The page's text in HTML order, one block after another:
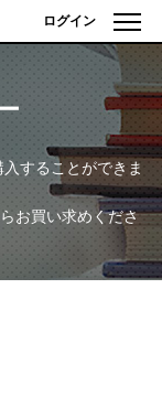
ログイン
することができま
お買い求めくださ